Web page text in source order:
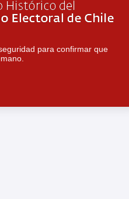
para confirmar que